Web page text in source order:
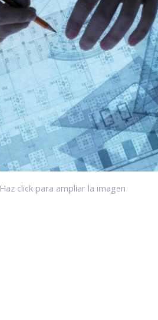
Haz click para ampliar la imagen